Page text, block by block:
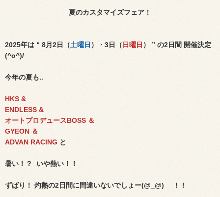
夏のカスタマイズフェア！
2025年は “ 8月2日（土曜日 ）・3日（ 日曜日 ） ” の2日間 開催決定
(^o^)/
今年の夏も..
HKS &
ENDLESS &
オートプロデュースBOSS ＆
GYEON ＆
ADVAN RACING と
暑い！？ いや熱い！！
ずばり！ 灼熱の2日間に間違いないでしょー(@_@)ゝ ！！